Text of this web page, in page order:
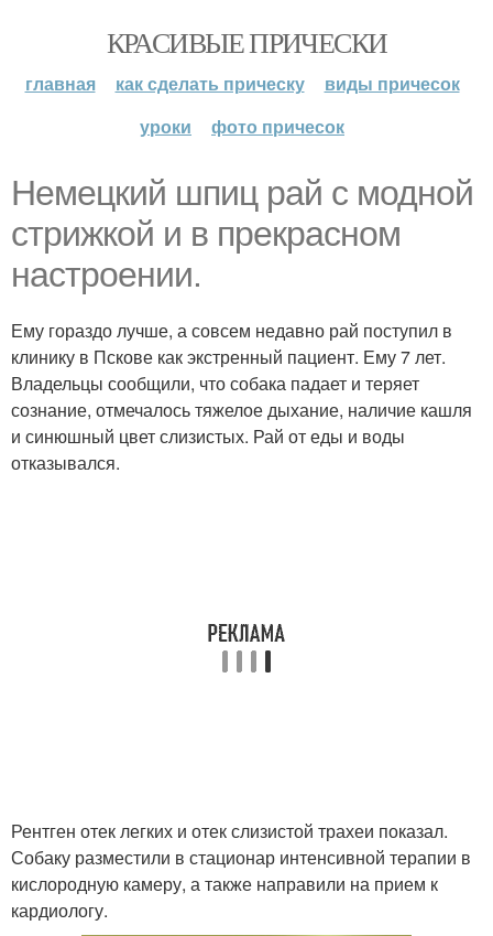
КРАСИВЫЕ ПРИЧЕСКИ
главная как сделать прическу
виды причесок
уроки
фото причесок
Немецкий шпиц рай с модной
стрижкой и в прекрасном
настроении.
Ему гораздо лучше, а совсем недавно рай поступил в
клинику в Пскове как экстренный пациент. Ему 7 лет.
Владельцы сообщили, что собака падает и теряет
сознание, отмечалось тяжелое дыхание, наличие кашля
и синюшный цвет слизистых. Рай от еды и воды
отказывался.
Рентген отек легких и отек слизистой трахеи показал.
Собаку разместили в стационар интенсивной терапии в
кислородную камеру, а также направили на прием к
кардиологу.